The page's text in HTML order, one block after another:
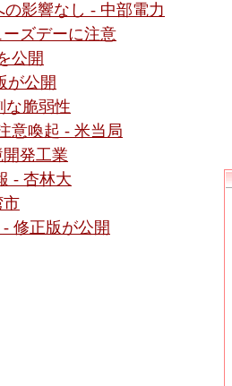
影響なし - 中部電力
ズデーに注意
公開
が公開
な脆弱性
意喚起 - 米当局
発工業
- 杏林大
市
修正版が公開